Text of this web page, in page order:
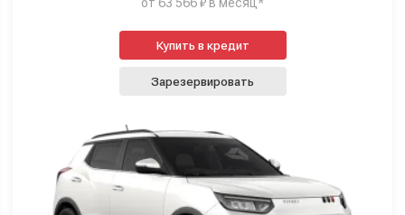
от 63 566 ₽ в месяц*
Купить в кредит
Зарезервировать